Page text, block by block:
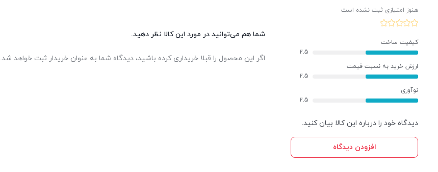
هنوز امتیازی ثبت نشده است
کیفیت ساخت
2.5
ارزش خرید به نسبت قیمت
2.5
نوآوری
2.5
دیدگاه خود را درباره این کالا بیان کنید.
افزودن دیدگاه
شما هم می‌توانید در مورد این کالا نظر دهید.
اگر این محصول را قبلا خریداری کرده باشید، دیدگاه شما به عنوان خریدار ثبت خواهد شد.